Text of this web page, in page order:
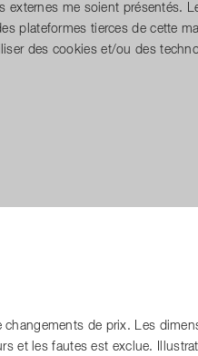
externes me soient présentés.
plateformes tierces de cette
des cookies et/ou des
de prix. Les
et les fautes est exclue.